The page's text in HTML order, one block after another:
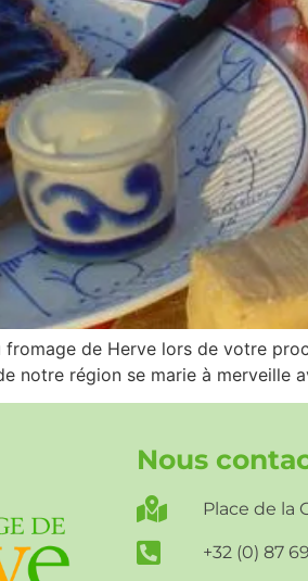
de Herve lors de votre
notre région se marie à merveille
Nous
Place de la
+32 (0) 87